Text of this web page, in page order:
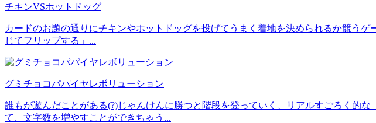
チキンVSホットドッグ
カードのお題の通りにチキンやホットドッグを投げてうまく着地を決められるか競う
じてフリップする」...
グミチョコパパイヤレボリューション
誰もが遊んだことがある(?)じゃんけんに勝つと階段を登っていく、リアルすごろく的
て、文字数を増やすことができちゃう...